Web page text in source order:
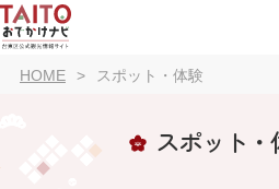
HOME スポット・体験
スポット